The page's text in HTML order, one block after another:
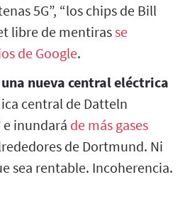
5G”, “los chips de Bill
libre de mentirasse
de Google.
nueva central eléctrica
central de Datteln
e inundará de más gases
de Dortmund. Ni
sea rentable. Incoherencia.